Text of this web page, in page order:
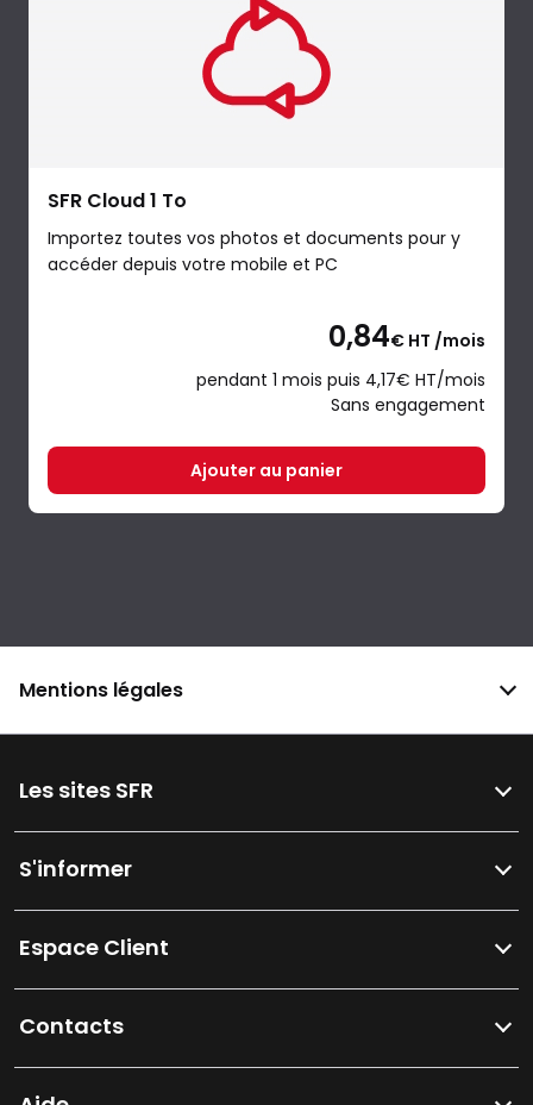
SFR Cloud 1 To
Importez toutes vos photos et documents pour y
accéder depuis votre mobile et PC
0,84€ HT /mois
pendant 1 mois puis 4,17€ HT/mois
Sans engagement
Ajouter au panier
Mentions légales
Les sites SFR
S'informer
Espace Client
Contacts